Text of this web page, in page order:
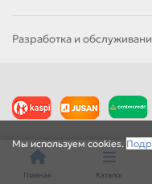
Мы используем cookies.
Разработка и
Главная Каталог